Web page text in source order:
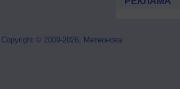
Copyright © 2009-2026, Метеонова